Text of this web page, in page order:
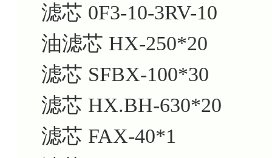
滤芯 0F3-10-3RV-10
油滤芯 HX-250*20
滤芯 SFBX-100*30
滤芯 HX.BH-630*20
滤芯 FAX-40*1